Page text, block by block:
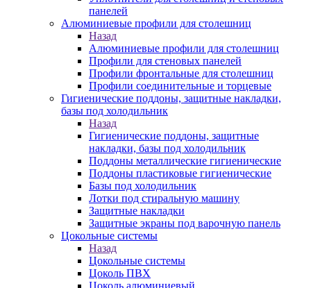
панелей
Алюминиевые профили для столешниц
Назад
Алюминиевые профили для столешниц
Профили для стеновых панелей
Профили фронтальные для столешниц
Профили соединительные и торцевые
Гигиенические поддоны, защитные накладки,
базы под холодильник
Назад
Гигиенические поддоны, защитные
накладки, базы под холодильник
Поддоны металлические гигиенические
Поддоны пластиковые гигиенические
Базы под холодильник
Лотки под стиральную машину
Защитные накладки
Защитные экраны под варочную панель
Цокольные системы
Назад
Цокольные системы
Цоколь ПВХ
Цоколь алюминиевый